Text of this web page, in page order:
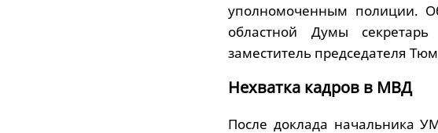
уполномоченным полиции.
областной Думы
заместитель председателя
Нехватка кадров в МВД
После доклада начальника